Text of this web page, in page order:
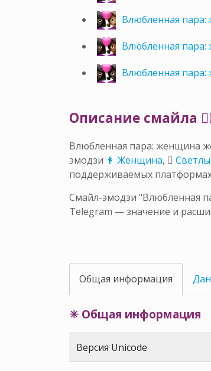
Влюбленная
Влюбленная
Влюбленная
Описание смайла
Влюбленная пара: женщина
эмодзи 👩 Женщина, 🏼
поддерживаемых
Смайл-эмодзи "Влюбленная
Telegram — значение и
Общая информация
✳ Общая информация
Версия Unicode